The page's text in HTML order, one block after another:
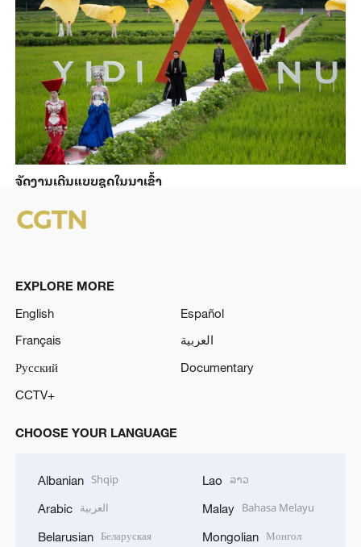
ຈັດງານເດີນແບບຊຸດໃນນາເຂົ້າ
EXPLORE MORE
English
Español
Français
العربية
Русский
Documentary
CCTV+
CHOOSE YOUR LANGUAGE
Albanian Shqip
Arabic العربية
Belarusian Беларуская
Lao ລາວ
Malay Bahasa Melayu
Mongolian Монгол